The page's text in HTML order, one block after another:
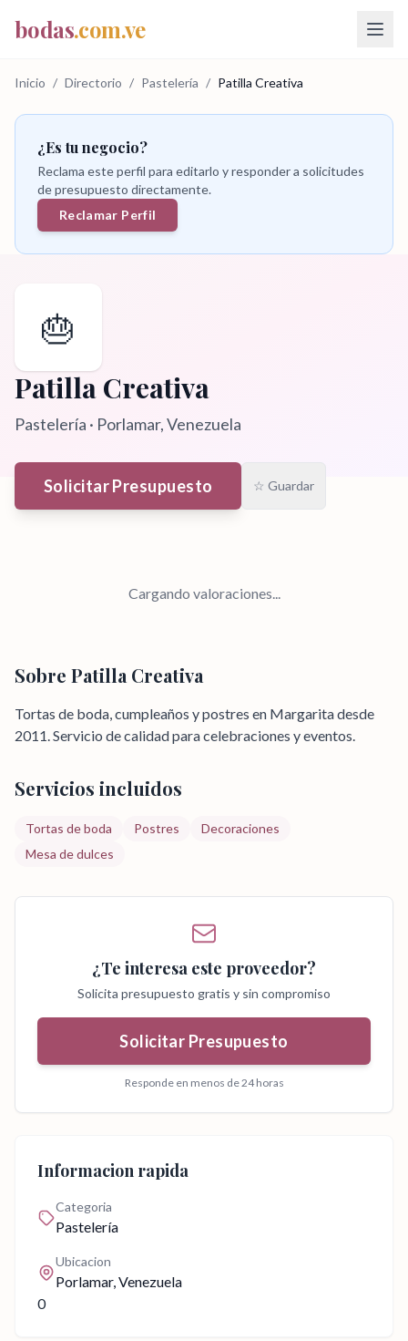
bodas.com.ve
Inicio / Directorio / Pastelería / Patilla Creativa
¿Es tu negocio?
Reclama este perfil para editarlo y responder a solicitudes
de presupuesto directamente.
Reclamar Perfil
🎂
Patilla Creativa
Pastelería · Porlamar, Venezuela
Solicitar Presupuesto ☆ Guardar
Cargando valoraciones...
Sobre Patilla Creativa
Tortas de boda, cumpleaños y postres en Margarita desde
2011. Servicio de calidad para celebraciones y eventos.
Servicios incluidos
Tortas de boda Postres
Decoraciones
Mesa de dulces
¿Te interesa este proveedor?
Solicita presupuesto gratis y sin compromiso
Solicitar Presupuesto
Responde en menos de 24 horas
Informacion rapida
Categoria
Pastelería
Ubicacion
Porlamar, Venezuela
0